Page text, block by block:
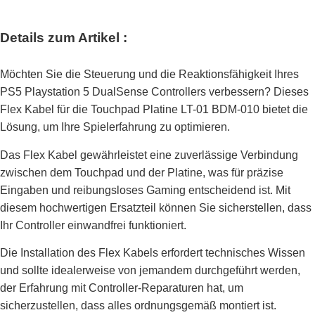
Details zum Artikel :
Möchten Sie die Steuerung und die Reaktionsfähigkeit Ihres
PS5 Playstation 5 DualSense Controllers verbessern? Dieses
Flex Kabel für die Touchpad Platine LT-01 BDM-010 bietet die
Lösung, um Ihre Spielerfahrung zu optimieren.
Das Flex Kabel gewährleistet eine zuverlässige Verbindung
zwischen dem Touchpad und der Platine, was für präzise
Eingaben und reibungsloses Gaming entscheidend ist. Mit
diesem hochwertigen Ersatzteil können Sie sicherstellen, dass
Ihr Controller einwandfrei funktioniert.
Die Installation des Flex Kabels erfordert technisches Wissen
und sollte idealerweise von jemandem durchgeführt werden,
der Erfahrung mit Controller-Reparaturen hat, um
sicherzustellen, dass alles ordnungsgemäß montiert ist.